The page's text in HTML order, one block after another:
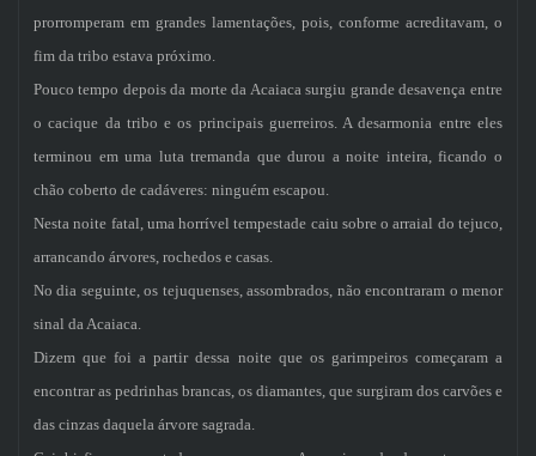
prorromperam em grandes lamentações, pois, conforme acreditavam, o
fim da tribo estava próximo.
Pouco tempo depois da morte da Acaiaca surgiu grande desavença entre
o cacique da tribo e os principais guerreiros. A desarmonia entre eles
terminou em uma luta tremanda que durou a noite inteira, ficando o
chão coberto de cadáveres: ninguém escapou.
Nesta noite fatal, uma horrível tempestade caiu sobre o arraial do tejuco,
arrancando árvores, rochedos e casas.
No dia seguinte, os tejuquenses, assombrados, não encontraram o menor
sinal da Acaiaca.
Dizem que foi a partir dessa noite que os garimpeiros começaram a
encontrar as pedrinhas brancas, os diamantes, que surgiram dos carvões e
das cinzas daquela árvore sagrada.